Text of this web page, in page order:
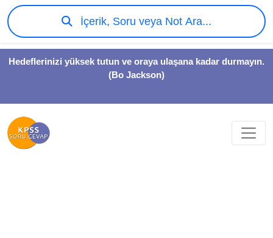
Hedeflerinizi yüksek tutun ve oraya ulaşana kadar durmayın.
(Bo Jackson)
İçerik, Soru veya Not Ara...